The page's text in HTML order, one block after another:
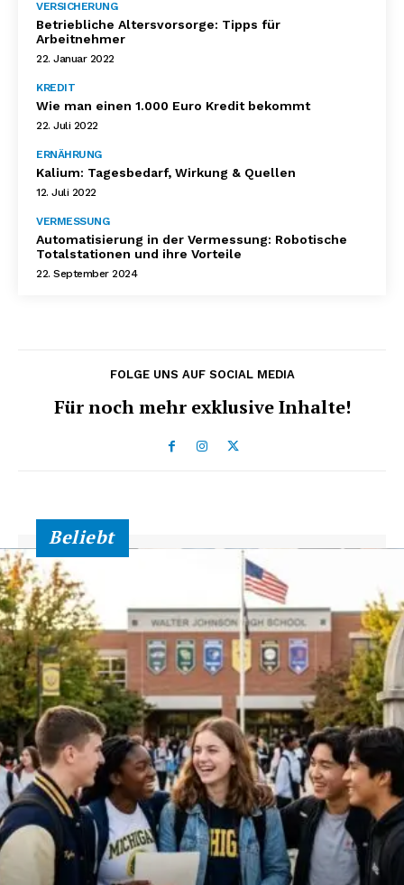
VERSICHERUNG
Betriebliche Altersvorsorge: Tipps für
Arbeitnehmer
22. Januar 2022
KREDIT
Wie man einen 1.000 Euro Kredit bekommt
22. Juli 2022
ERNÄHRUNG
Kalium: Tagesbedarf, Wirkung & Quellen
12. Juli 2022
VERMESSUNG
Automatisierung in der Vermessung: Robotische
Totalstationen und ihre Vorteile
22. September 2024
FOLGE UNS AUF SOCIAL MEDIA
Für noch mehr exklusive Inhalte!
Beliebt